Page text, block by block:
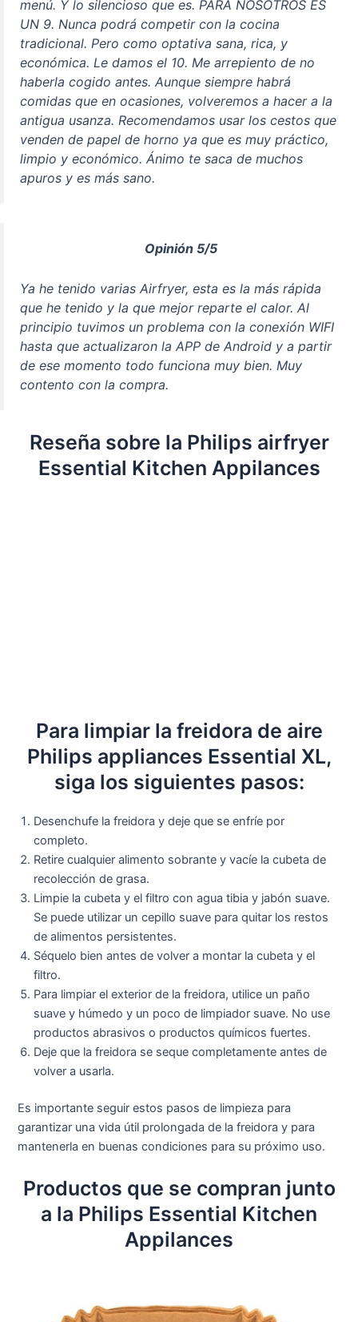
menú. Y lo silencioso que es. PARA NOSOTROS ES
UN 9. Nunca podrá competir con la cocina
tradicional. Pero como optativa sana, rica, y
económica. Le damos el 10. Me arrepiento de no
haberla cogido antes. Aunque siempre habrá
comidas que en ocasiones, volveremos a hacer a la
antigua usanza. Recomendamos usar los cestos que
venden de papel de horno ya que es muy práctico,
limpio y económico. Ánimo te saca de muchos
apuros y es más sano.
Opinión 5/5
Ya he tenido varias Airfryer, esta es la más rápida
que he tenido y la que mejor reparte el calor. Al
principio tuvimos un problema con la conexión WIFI
hasta que actualizaron la APP de Android y a partir
de ese momento todo funciona muy bien. Muy
contento con la compra.
Reseña sobre la Philips airfryer
Essential Kitchen Appilances
Para limpiar la freidora de aire
Philips appliances Essential XL,
siga los siguientes pasos:
Desenchufe la freidora y deje que se enfríe por
completo.
Retire cualquier alimento sobrante y vacíe la cubeta de
recolección de grasa.
Limpie la cubeta y el filtro con agua tibia y jabón suave.
Se puede utilizar un cepillo suave para quitar los restos
de alimentos persistentes.
Séquelo bien antes de volver a montar la cubeta y el
filtro.
Para limpiar el exterior de la freidora, utilice un paño
suave y húmedo y un poco de limpiador suave. No use
productos abrasivos o productos químicos fuertes.
Deje que la freidora se seque completamente antes de
volver a usarla.
Es importante seguir estos pasos de limpieza para
garantizar una vida útil prolongada de la freidora y para
mantenerla en buenas condiciones para su próximo uso.
Productos que se compran junto
a la Philips Essential Kitchen
Appilances